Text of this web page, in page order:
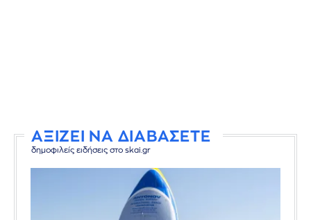
ΑΞΙΖΕΙ ΝΑ ΔΙΑΒΑΣΕΤΕ
δημοφιλείς ειδήσεις στο skai.gr